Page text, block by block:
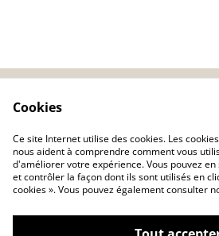
confidentialité
Cookies
Ce site Internet utilise des cookies. Les
nous aident à comprendre comment vous
d'améliorer votre expérience. Vous pouvez
et contrôler la façon dont ils sont utilisés en
cookies ». Vous pouvez également consulter